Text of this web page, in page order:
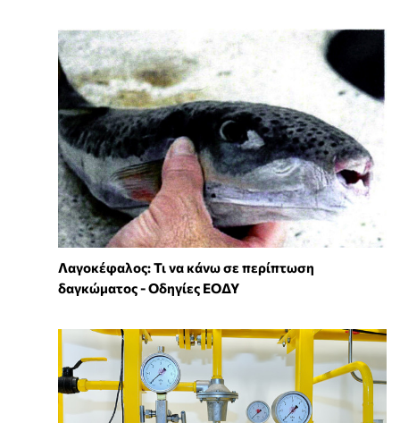
Λαγοκέφαλος: Τι να κάνω σε περίπτωση
δαγκώματος - Οδηγίες ΕΟΔΥ